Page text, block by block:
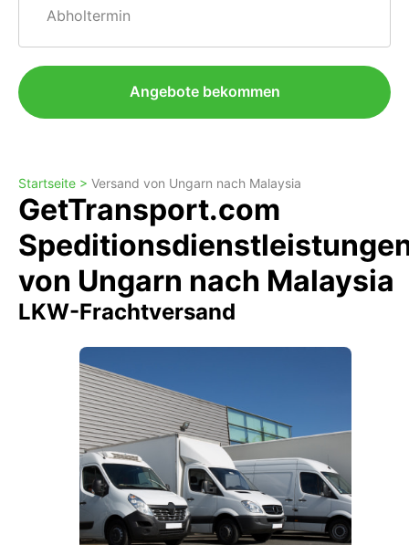
Abholtermin
Angebote bekommen
Startseite > Versand von Ungarn nach Malaysia
GetTransport.com
von Ungarn nach Malaysia
LKW-Frachtversand